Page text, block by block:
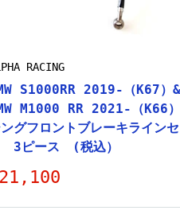
RACING
S1000RR 2019-（K67）&
M1000 RR 2021-（K66
グフロントブレーキライン
3ピース (税込）